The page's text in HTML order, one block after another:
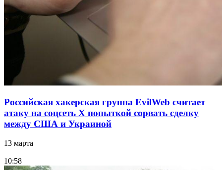
Российская хакерская группа EvilWeb считает
атаку на соцсеть Х попыткой сорвать сделку
между США и Украиной
13 марта
10:58